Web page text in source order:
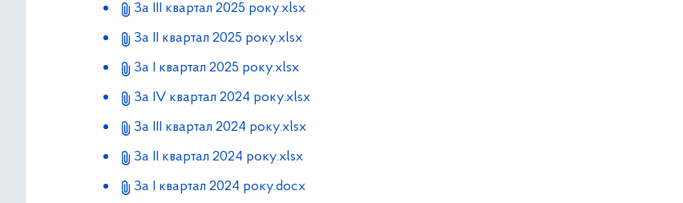
За IІI квартал 2025 рoку.xlsx
За IІ квартал 2025 рoку.xlsx
За І квартал 2025 року.xlsx
За ІV квартал 2024 року.xlsx
За ІІІ квартал 2024 року.xlsx
За ІI квартал 2024 року.xlsx
За І квартал 2024 року.docx